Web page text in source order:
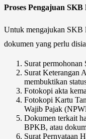
Proses Pengajuan
Untuk mengajukan SKB
dokumen yang perlu
Surat permohonan
Surat Keterangan
membuktikan
Fotokopi akta
Fotokopi Kartu
Wajib Pajak
Dokumen terkait
BPKB, atau
Surat Pernyataan